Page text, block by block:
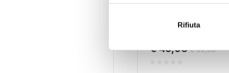
Identificare il tuo
Approfondisci come vengono
Rifiuta
AB CRUNCH MASTER
€ 49,90 € 59,90